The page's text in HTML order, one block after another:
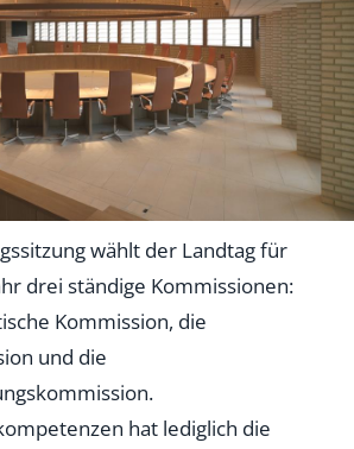
wählt der Landtag für
drei ständige Kommissionen:
Kommission, die
und die
hat lediglich die